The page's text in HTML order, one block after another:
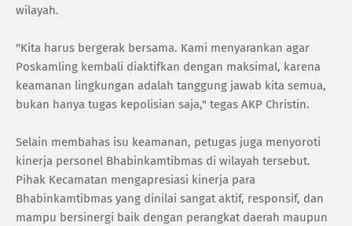
wilayah.
"Kita harus bergerak bersama. Kami menyarankan agar
Poskamling kembali diaktifkan dengan maksimal, karena
keamanan lingkungan adalah tanggung jawab kita semua,
bukan hanya tugas kepolisian saja," tegas AKP Christin.
Selain membahas isu keamanan, petugas juga menyoroti
kinerja personel Bhabinkamtibmas di wilayah tersebut.
Pihak Kecamatan mengapresiasi kinerja para
Bhabinkamtibmas yang dinilai sangat aktif, responsif, dan
mampu bersinergi baik dengan perangkat daerah maupun